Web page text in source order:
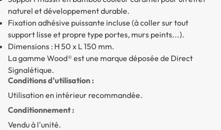
naturel et développement durable.
Fixation adhésive puissante incluse (à coller sur tout
support lisse et propre type portes, murs peints...).
Dimensions : H 50 x L 150 mm.
La gamme Wood® est une marque déposée de Direct
Signalétique.
Conditions d'utilisation :
Utilisation en intérieur recommandée.
Conditionnement :
Vendu à l'unité.